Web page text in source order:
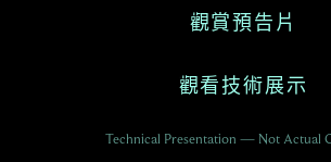
觀賞預告片
觀看技術展示
Technical Presentation — Not Actual